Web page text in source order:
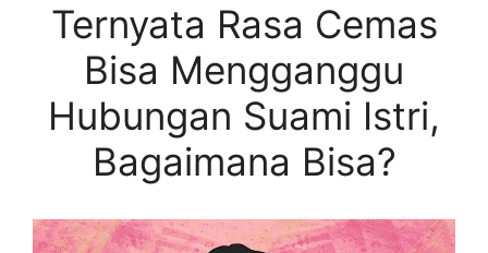
Ternyata Rasa Cemas
Bisa Mengganggu
Hubungan Suami Istri,
Bagaimana Bisa?